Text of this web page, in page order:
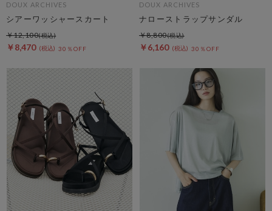
DOUX ARCHIVES
シアーワッシャースカート
￥8,470 30％OFF
￥12,100
DOUX ARCHIVES
ナローストラップサンダル
￥6,160 30％OFF
￥8,800